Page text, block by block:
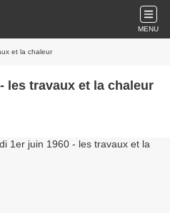
MENU
et la chaleur
les travaux et la chaleur